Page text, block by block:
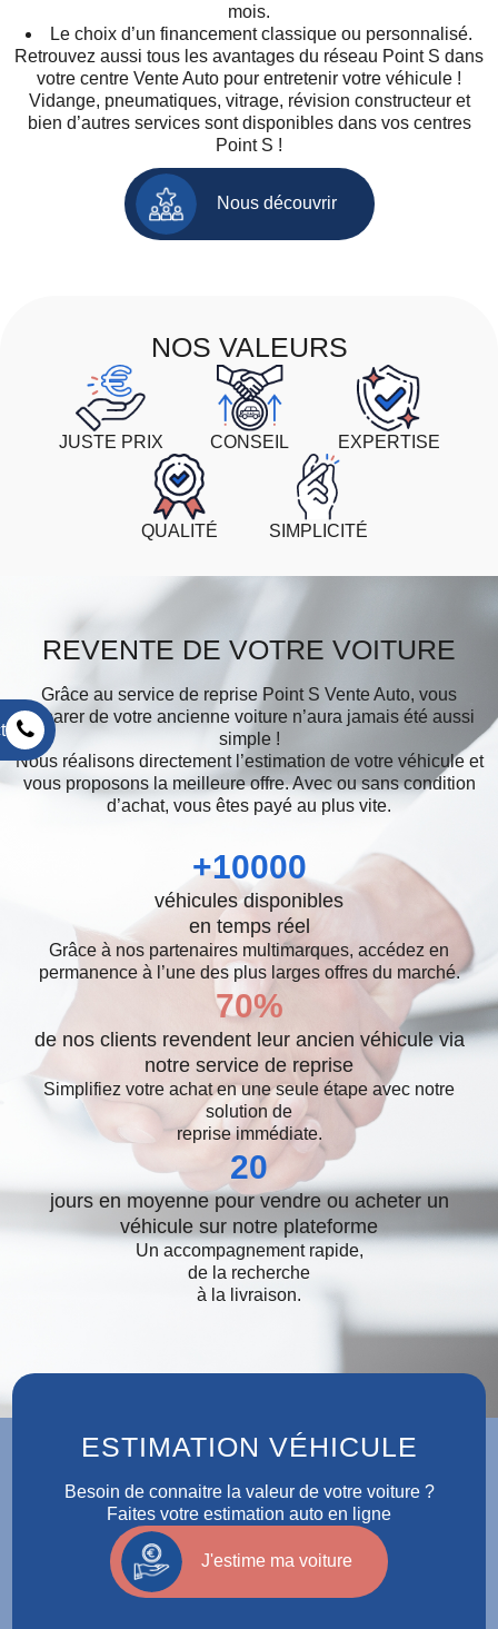
mois.
Le choix d’un financement classique ou personnalisé.
Retrouvez aussi tous les avantages du réseau Point S dans
votre centre Vente Auto pour entretenir votre véhicule !
Vidange, pneumatiques, vitrage, révision constructeur et
bien d’autres services sont disponibles dans vos centres
Point S !
Nous découvrir
NOS VALEURS
JUSTE PRIX CONSEIL EXPERTISE
QUALITÉ SIMPLICITÉ
REVENTE DE VOTRE VOITURE
Grâce au service de reprise Point S Vente Auto, vous
séparer de votre ancienne voiture n’aura jamais été aussi
simple !
Nous réalisons directement l’estimation de votre véhicule et
vous proposons la meilleure offre. Avec ou sans condition
d’achat, vous êtes payé au plus vite.
+10000
véhicules disponibles
en temps réel
Grâce à nos partenaires multimarques, accédez en
permanence à l’une des plus larges offres du marché.
70%
de nos clients revendent leur ancien véhicule via
notre service de reprise
Simplifiez votre achat en une seule étape avec notre
solution de
reprise immédiate.
20
jours en moyenne pour vendre ou acheter un
véhicule sur notre plateforme
Un accompagnement rapide,
de la recherche
à la livraison.
ESTIMATION VÉHICULE
Besoin de connaitre la valeur de votre voiture ?
Faites votre estimation auto en ligne
J'estime ma voiture